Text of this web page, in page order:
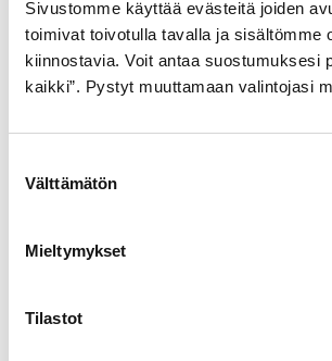
Sivustomme käyttää evästeitä joiden
toimivat toivotulla tavalla ja sisältömme
kiinnostavia. Voit antaa suostumuksesi
kaikki”. Pystyt muuttamaan valintojasi
valinta
Välttämätön
Mieltymykset
Tilastot
my review.